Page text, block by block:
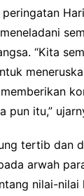
“Kita
pun itu,”
tertib dan
arwah
nilai-nilai